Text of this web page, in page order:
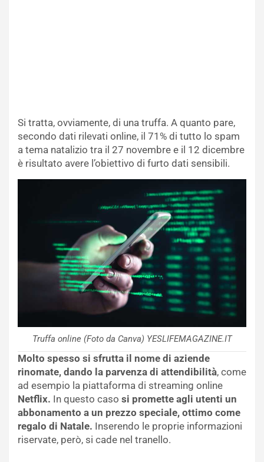
Si tratta, ovviamente, di una truffa. A quanto pare,
secondo dati rilevati online, il 71% di tutto lo spam
a tema natalizio tra il 27 novembre e il 12 dicembre
è risultato avere l’obiettivo di furto dati sensibili.
Truffa online (Foto da Canva) YESLIFEMAGAZINE.IT
Molto spesso si sfrutta il nome di aziende
rinomate, dando la parvenza di attendibilità, come
ad esempio la piattaforma di streaming online
Netflix. In questo caso si promette agli utenti un
abbonamento a un prezzo speciale, ottimo come
regalo di Natale. Inserendo le proprie informazioni
riservate, però, si cade nel tranello.